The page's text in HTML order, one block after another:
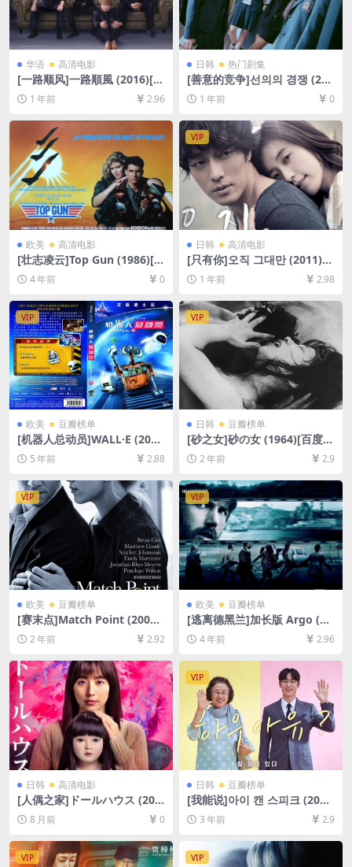
华语 高清电影
[一路顺风]一路順風 (2016)[百
度网盘+夸克网盘1080P超清
未删减资源][网盘在线播放/下
载][MP4/7.3GB][中文字幕]
1 年前 2.96
日韩 热门剧集
[善意的竞争]선의의 경쟁 (202
5)[百度网盘+夸克网盘1080P
超清未删减资源][网盘在线播
放/下载][MP4/18GB][官方中
字]
1 年前 0
欧美 高清电影
[壮志凌云]Top Gun (1986)[百
度网盘+迅雷云盘资源1080P
超清未删减][MP4/6.8GB][中
4 年前 0
VIP
日韩 高清电影
[只有你]오직 그대만 (2011)
[百度网盘+夸克网盘1080P超
清未删减资源][网盘在线播放/
1 年前 2.98
VIP
欧美 豆瓣榜单
[机器人总动员]WALL·E (200
8)[百度网盘+迅雷云盘资源10
80P超清未删减][MP4/6.3GB]
[中英字幕]
5 年前 2.88
VIP
日韩 豆瓣榜单
[砂之女]砂の女 (1964)[百度网
盘+夸克网盘1080P超清未删
减资源][网盘在线播放/下载]
[MP4/9.6GB][中文字幕]
2 年前 2.9
VIP
欧美 豆瓣榜单
[赛末点]Match Point (2005)
[百度网盘+夸克网盘1080P超
清未删减资源][网盘在线播放/
下载][MP4/8GB][中英字幕]
2 年前 2.92
VIP
欧美 豆瓣榜单
[逃离德黑兰]加长版 Argo (20
12)[百度网盘+迅雷云盘资源1
080P超清未删减][MP4/8GB]
[中文字幕]
4 年前 2.96
日韩 高清电影
[人偶之家]ドールハウス (202
5)[百度网盘+夸克网盘1080P
超清未删减资源][网盘在线播
幕]
8 月前 0
VIP
日韩 豆瓣榜单
[我能说]아이 캔 스피크 (201
7)[百度网盘+夸克网盘1080P
超清未删减资源][网盘在线播
幕]
3 年前 2.9
VIP VIP